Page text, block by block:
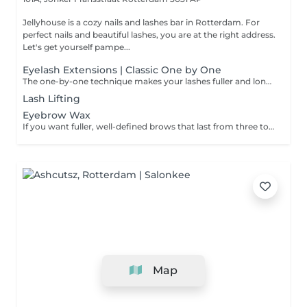
Jellyhouse is a cozy nails and lashes bar in Rotterdam. For
perfect nails and beautiful lashes, you are at the right address.
Let's get yourself pampe...
Eyelash Extensions | Classic One by One
The one-by-one technique makes your lashes fuller and longer, creating a natural effect. One individual lash extension is applied to each natural lash.
Lash Lifting
Eyebrow Wax
If you want fuller, well-defined brows that last from three to five weeks, book in for a wax and tint. Please note: If you have not had a patch at this salon in the last 6 months then a patch test is required 24 to 48 hours prior to your appointment. Please contact the salon to arrange this.
Map